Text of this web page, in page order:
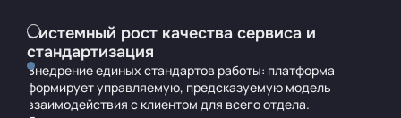
Системный рост качества сервиса и
стандартизация
Внедрение единых стандартов работы: платформа
формирует управляемую, предсказуемую модель
взаимодействия с клиентом для всего отдела.